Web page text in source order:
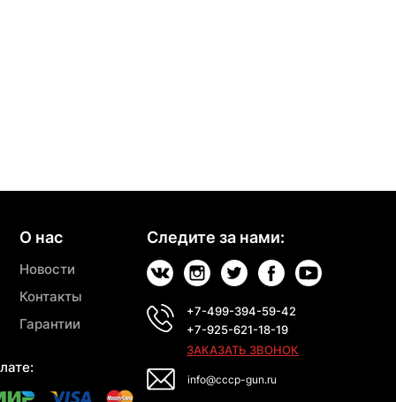
О нас
Новости
Контакты
Гарантии
Следите за нами:
+7-499-394-59-42
+7-925-621-18-19
ЗАКАЗАТЬ ЗВОНОК
info@cccp-gun.ru